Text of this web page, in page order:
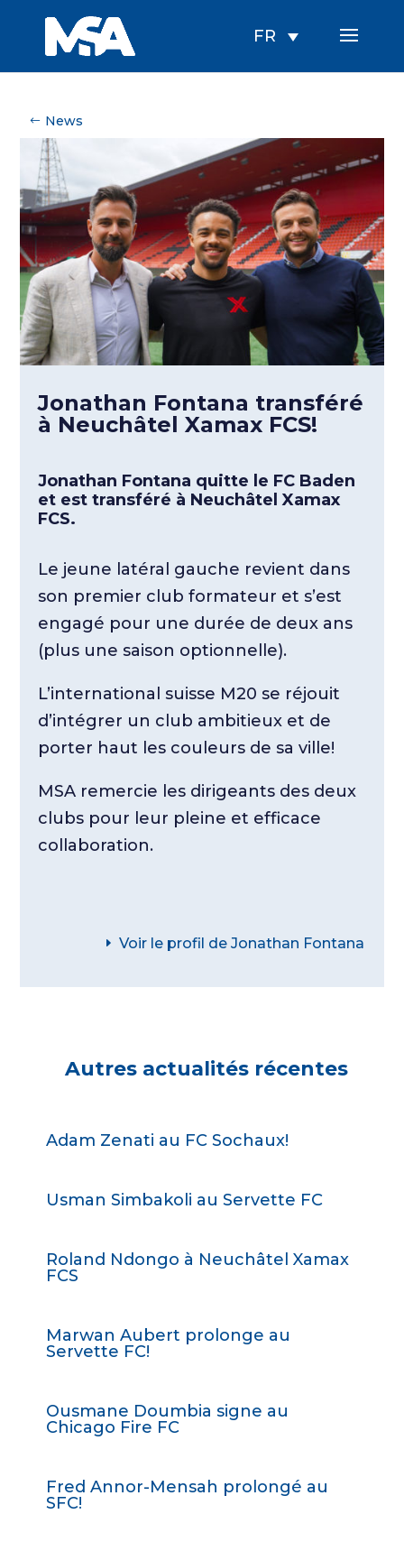
FR
News
Jonathan Fontana transféré
à Neuchâtel Xamax FCS!
Jonathan Fontana quitte le FC Baden
et est transféré à Neuchâtel Xamax
FCS.
Le jeune latéral gauche revient dans
son premier club formateur et s’est
engagé pour une durée de deux ans
(plus une saison optionnelle).
L’international suisse M20 se réjouit
d’intégrer un club ambitieux et de
porter haut les couleurs de sa ville!
MSA remercie les dirigeants des deux
clubs pour leur pleine et efficace
collaboration.
Voir le profil de Jonathan Fontana
Autres actualités récentes
Adam Zenati au FC Sochaux!
Usman Simbakoli au Servette FC
Roland Ndongo à Neuchâtel Xamax
FCS
Marwan Aubert prolonge au
Servette FC!
Ousmane Doumbia signe au
Chicago Fire FC
Fred Annor-Mensah prolongé au
SFC!